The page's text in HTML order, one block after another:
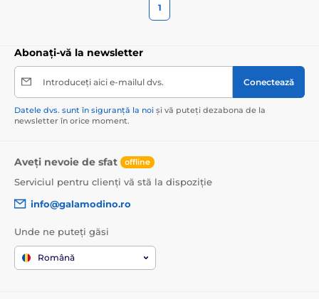
1
Abonați-vă la newsletter
Introduceți aici e-mailul dvs. Conectează
Datele dvs. sunt în siguranță la noi și vă puteți dezabona de la
newsletter în orice moment.
Aveți nevoie de sfat offline
Serviciul pentru clienți vă stă la dispoziție
info@galamodino.ro
Unde ne puteți găsi
Română